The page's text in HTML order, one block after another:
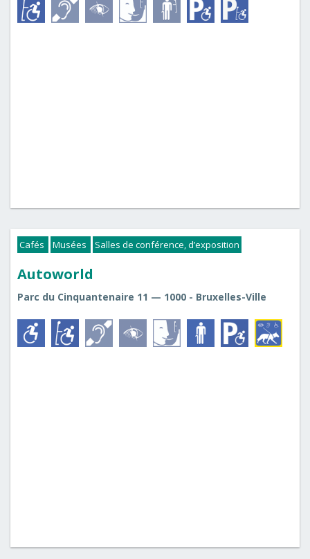
Cafés Musées Salles de conférence, d’exposition
Autoworld
Parc du Cinquantenaire 11 — 1000 - Bruxelles-Ville